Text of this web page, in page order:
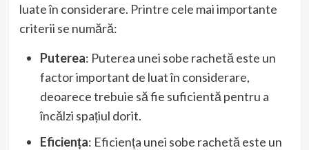
luate în considerare. Printre cele mai importante
criterii se numără:
Puterea: Puterea unei sobe rachetă este un
factor important de luat în considerare,
deoarece trebuie să fie suficientă pentru a
încălzi spațiul dorit.
Eficiența: Eficiența unei sobe rachetă este un